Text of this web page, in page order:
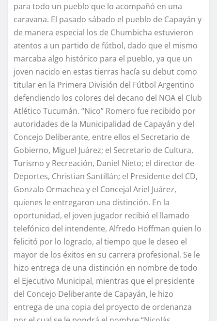
para todo un pueblo que lo acompañó en una
caravana. El pasado sábado el pueblo de Capayán y
de manera especial los de Chumbicha estuvieron
atentos a un partido de fútbol, dado que el mismo
marcaba algo histórico para el pueblo, ya que un
joven nacido en estas tierras hacía su debut como
titular en la Primera División del Fútbol Argentino
defendiendo los colores del decano del NOA el Club
Atlético Tucumán. “Nico” Romero fue recibido por
autoridades de la Municipalidad de Capayán y del
Concejo Deliberante, entre ellos el Secretario de
Gobierno, Miguel Juárez; el Secretario de Cultura,
Turismo y Recreación, Daniel Nieto; el director de
Deportes, Christian Santillán; el Presidente del CD,
Gonzalo Ormachea y el Concejal Ariel Juárez,
quienes le entregaron una distinción. En la
oportunidad, el joven jugador recibió el llamado
telefónico del intendente, Alfredo Hoffman quien lo
felicitó por lo logrado, al tiempo que le deseo el
mayor de los éxitos en su carrera profesional. Se le
hizo entrega de una distinción en nombre de todo
el Ejecutivo Municipal, mientras que el presidente
del Concejo Deliberante de Capayán, le hizo
entrega de una copia del proyecto de ordenanza